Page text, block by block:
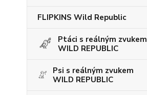
FLIPKINS Wild Republic
Ptáci s reálným zvukem
WILD REPUBLIC
Psi s reálným zvukem
WILD REPUBLIC